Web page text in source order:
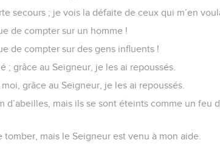
secours ; je vois la défaite de ceux qui m’en
de compter sur un homme !
de compter sur des gens influents !
; grâce au Seigneur, je les ai repoussés.
grâce au Seigneur, je les ai repoussés.
d’abeilles, mais ils se sont éteints comme un feu
tomber, mais le Seigneur est venu à mon aide.